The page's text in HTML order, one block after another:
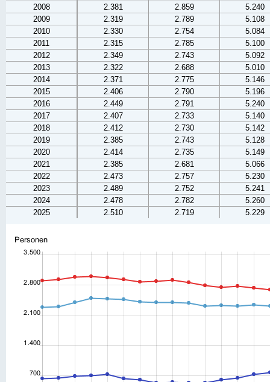
2008
2.381 2.859
5.240
2009
2.319 2.789
5.108
2010
2.330 2.754
5.084
2011
2.315 2.785
5.100
2012
2.349 2.743
5.092
2013
2.322 2.688
5.010
2014
2.371 2.775
5.146
2015
2.406 2.790
5.196
2016
2.449 2.791
5.240
2017
2.407 2.733
5.140
2018
2.412 2.730
5.142
2019
2.385 2.743
5.128
2020
2.414 2.735
5.149
2021
2.385 2.681
5.066
2022
2.473 2.757
5.230
2023
2.489 2.752
5.241
2024
2.478 2.782
5.260
2025
2.510 2.719 5.229